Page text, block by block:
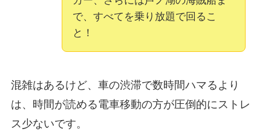
で、すべてを乗り放題で回るこ
と！
混雑はあるけど、車の渋滞で数時間ハマるより
は、時間が読める電車移動の方が圧倒的にストレ
ス少ないです。